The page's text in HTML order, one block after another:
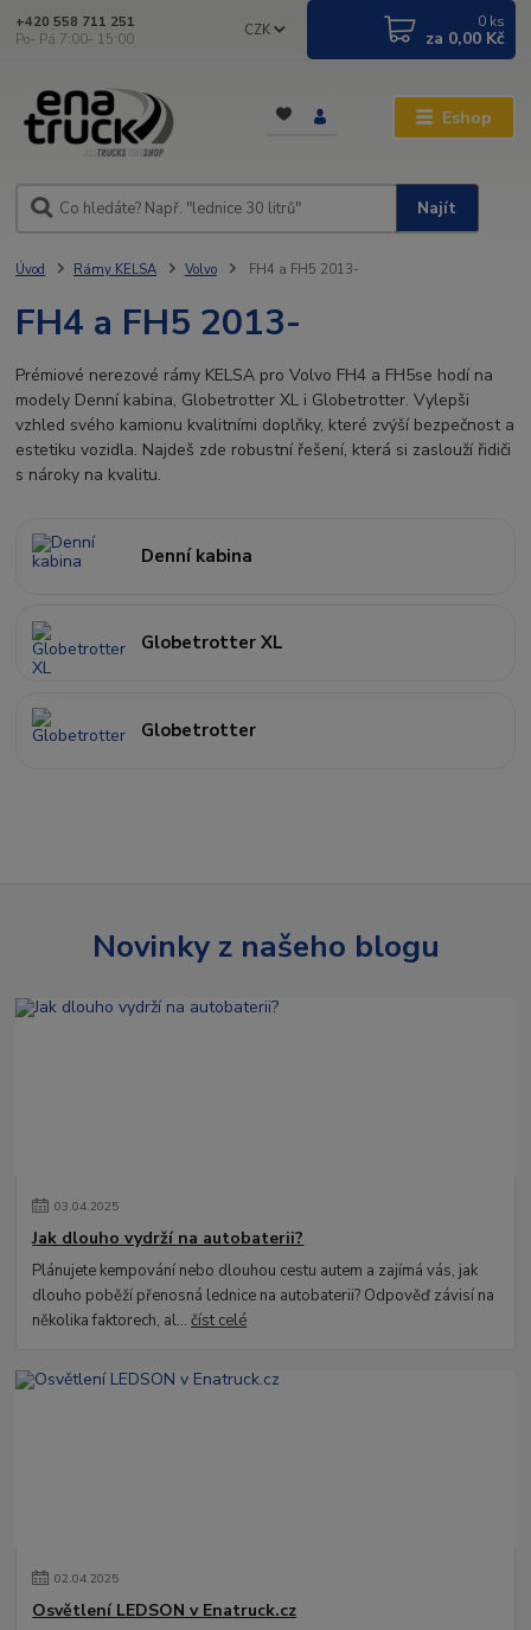
Eshop
CZK
Najít
+420 558 711 251
Po- Pá 7:00- 15:00
0 ks
za 0,00 Kč
Úvod Rámy KELSA Volvo FH4 a FH5 2013-
FH4 a FH5 2013-
Prémiové nerezové rámy KELSA pro Volvo FH4 a FH5se hodí na
modely Denní kabina, Globetrotter XL i Globetrotter. Vylepši
vzhled svého kamionu kvalitními doplňky, které zvýší bezpečnost a
estetiku vozidla. Najdeš zde robustní řešení, která si zaslouží řidiči
s nároky na kvalitu.
Denní kabina
Globetrotter XL
Globetrotter
Novinky z našeho blogu
03.04.2025
Jak dlouho vydrží na autobaterii?
Plánujete kempování nebo dlouhou cestu autem a zajímá vás, jak
dlouho poběží přenosná lednice na autobaterii? Odpověď závisí na
několika faktorech, al...číst celé
02.04.2025
Osvětlení LEDSON v Enatruck.cz